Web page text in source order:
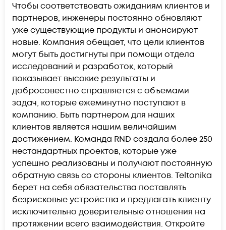
Чтобы соответствовать ожиданиям клиентов и
партнеров, инженеры постоянно обновляют
уже существующие продукты и анонсируют
новые. Компания обещает, что цели клиентов
могут быть достигнуты при помощи отдела
исследований и разработок, который
показывает высокие результаты и
добросовестно справляется с объемами
задач, которые ежеминутно поступают в
компанию. Быть партнером для наших
клиентов является нашим величайшим
достижением. Команда RND создала более 250
нестандартных проектов, которые уже
успешно реализованы и получают постоянную
обратную связь со стороны клиентов. Teltonika
берет на себя обязательства поставлять
безрисковые устройства и предлагать клиенту
исключительно доверительные отношения на
протяжении всего взаимодействия. Откройте